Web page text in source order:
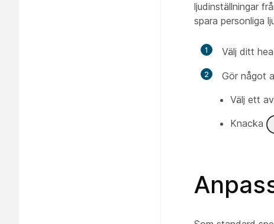
ljudinställningar
spara personliga
1 Välj ditt
2
Gör något
Välj ett
Knacka